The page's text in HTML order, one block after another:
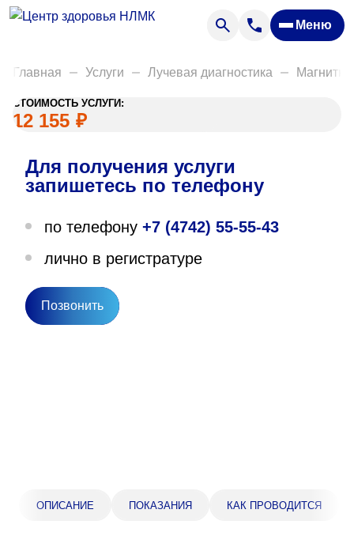
Меню
Анализы
Акции
Пациентам
Вакансии
О нас
Направления деятельности
Центр здоровья НЛМК
Главная Услуги Лучевая диагностика
ОПИСАНИЕ ПОКАЗАНИЯ КАК ПРОВОДИТСЯ
СТОИМОСТЬ УСЛУГИ:
12 155 ₽
Для получения услуги
запишетесь по телефону
по телефону +7 (4742) 55-55-43
лично в регистратуре
Позвонить